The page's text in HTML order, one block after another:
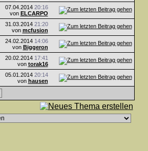
07.04.2014 20:16
von ELCARPO
31.03.2014 21:20
von mcfusion
24.02.2014 14:06
von Biggeron
20.02.2014 17:41
von torak16
05.01.2014 20:14
von hausen